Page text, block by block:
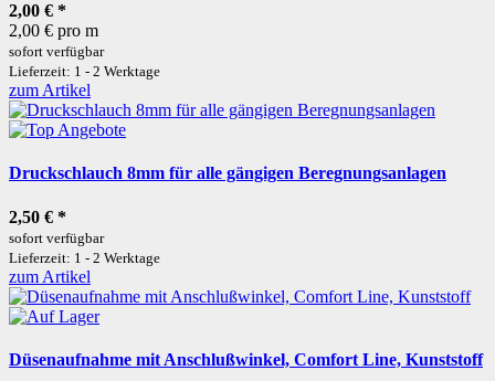
2,00 € *
2,00 € pro m
sofort verfügbar
Lieferzeit: 1 - 2 Werktage
zum Artikel
Druckschlauch 8mm für alle gängigen Beregnungsanlagen
2,50 € *
sofort verfügbar
Lieferzeit: 1 - 2 Werktage
zum Artikel
Düsenaufnahme mit Anschlußwinkel, Comfort Line, Kunststoff